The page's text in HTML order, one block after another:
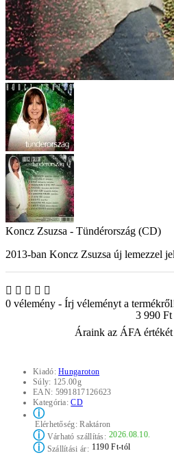
Koncz Zsuzsa - Tündérország (CD)
2013-ban Koncz Zsuzsa új lemezzel
0 vélemény - Írj véleményt a
3 990 Ft
Áraink az ÁFA
Kiadó:Hungaroton
Súly: 125.00g
EAN: 5991817126623
Kategória:CD
ⓘ
Elérhetőség:Raktáron
ⓘVárható szállítás: 2026.08.10.
ⓘSzállítási ár: 1190 Ft-tól